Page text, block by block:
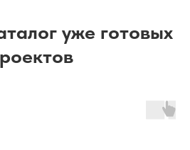
уже готовых